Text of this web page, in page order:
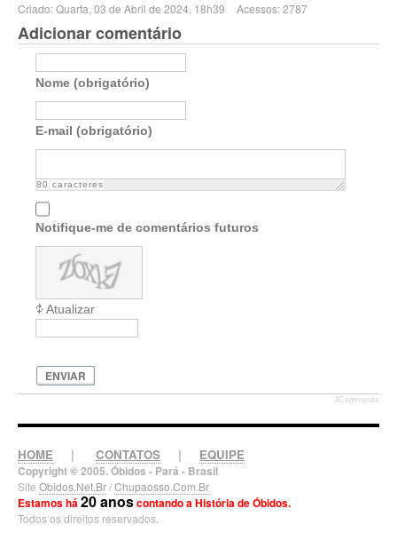
Criado: Quarta, 03 de Abril de 2024, 18h39 Acessos: 2787
Adicionar comentário
Nome (obrigatório)
E-mail (obrigatório)
80 caracteres
Notifique-me de comentários futuros
Atualizar
ENVIAR
JComments
HOME | CONTATOS | EQUIPE
Copyright © 2005. Óbidos - Pará - Brasil
Site Obidos.Net.Br/Chupaosso.Com.Br
Estamos há20 anoscontando a História de Óbidos.
Todos os direitos reservados.